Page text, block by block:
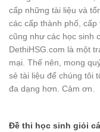
cấp những tài liệu và
các cấp thành phố,
cũng như các học sinh
DethiHSG.com là một
mại. Thế nên, mong
sẻ tài liệu để chúng tôi
đa dạng hơn. Cảm ơn.
Đề thi học sinh giỏi